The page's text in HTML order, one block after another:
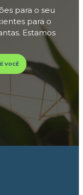
para o seu
para o
Estamos
VOCÊ